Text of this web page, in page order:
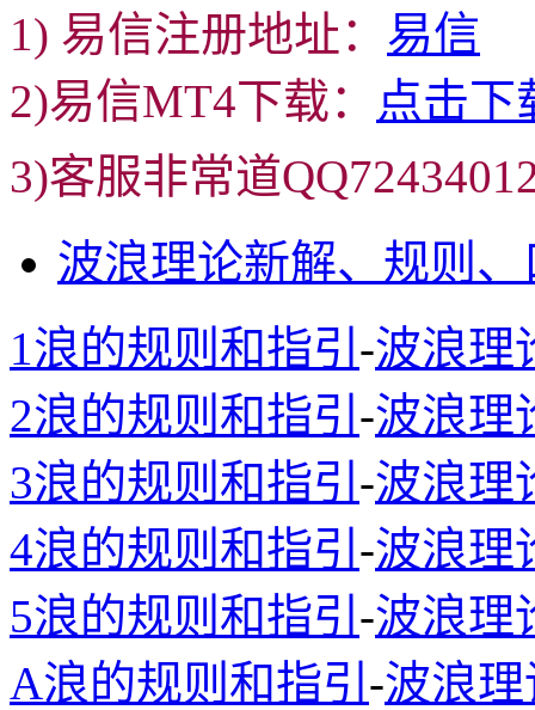
1) 易信注册地址： 易信
2)易信MT4下载： 点击下
3)客服非常道
波浪理论新解、规则
1浪的规则和指引 -波浪理
2浪的规则和指引 -波浪理
3浪的规则和指引 -波浪理
4浪的规则和指引 -波浪理
5浪的规则和指引 -波浪理
A浪的规则和指引 -波浪